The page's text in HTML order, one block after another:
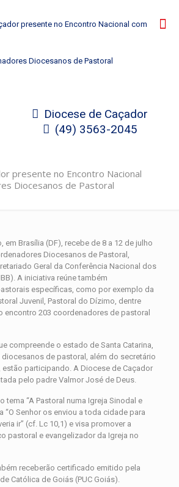
Diocese de Caçador
(49) 3563-2045
presente no Encontro Nacional
Diocesanos de Pastoral
em Brasília (DF), recebe de 8 a 12 de julho
Diocesanos de Pastoral,
Geral da Conferência Nacional dos
A iniciativa reúne também
específicas, como por exemplo da
Juvenil, Pastoral do Dízimo, dentre
encontro 203 coordenadores de pastoral
compreende o estado de Santa Catarina,
de pastoral, além do secretário
participando. A Diocese de Caçador
pelo padre Valmor José de Deus.
tema “A Pastoral numa Igreja Sinodal e
“O Senhor os enviou a toda cidade para
ir” (cf. Lc 10,1) e visa promover a
pastoral e evangelizador da Igreja no
receberão certificado emitido pela
Católica de Goiás (PUC Goiás).